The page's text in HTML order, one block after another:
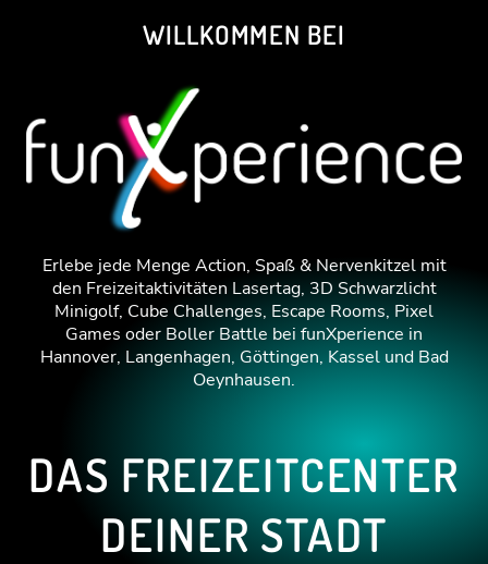
WILLKOMMEN BEI
Erlebe jede Menge Action, Spaß & Nervenkitzel mit
den Freizeitaktivitäten Lasertag, 3D Schwarzlicht
Minigolf, Cube Challenges, Escape Rooms, Pixel
Games oder Boller Battle bei funXperience in
Hannover, Langenhagen, Göttingen, Kassel und Bad
Oeynhausen.
DAS FREIZEITCENTER
DEINER STADT